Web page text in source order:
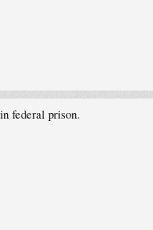
federal prison.